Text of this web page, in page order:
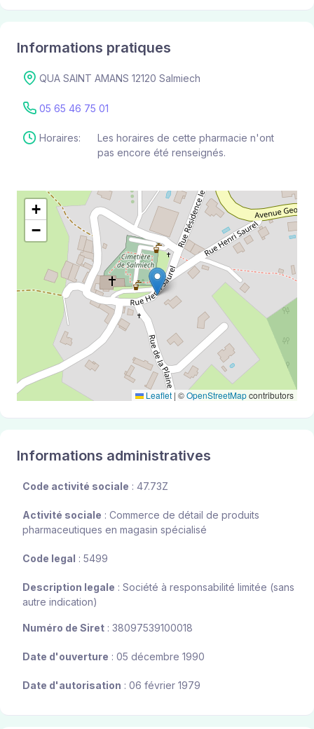
Informations pratiques
QUA SAINT AMANS 12120 Salmiech
05 65 46 75 01
Horaires:
Les horaires de cette pharmacie n'ont
pas encore été renseignés.
+
−
Leaflet | ©OpenStreetMapcontributors
Informations administratives
Code activité sociale : 47.73Z
Activité sociale : Commerce de détail de produits
pharmaceutiques en magasin spécialisé
Code legal : 5499
Description legale : Société à responsabilité limitée (sans
autre indication)
Numéro de Siret : 38097539100018
Date d'ouverture : 05 décembre 1990
Date d'autorisation : 06 février 1979